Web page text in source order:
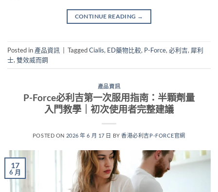
CONTINUE READING →
Posted in 產品資訊 TaggedCialis, ED藥物比較, P-Force, 必利吉, 犀利
士, 雙效威而鋼
產品資訊
P-Force必利吉第一次服用指南：半顆劑量
入門教學｜初次使用者完整建議
POSTED ON 2026 年 6 月 17 日 BY香港必利吉P-FORCE官網
17
6 月